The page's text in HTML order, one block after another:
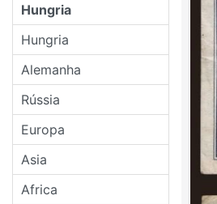
Hungria
Hungria
Alemanha
Rússia
Europa
Asia
Africa